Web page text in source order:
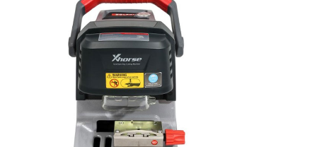
Γύρος εργοστασίων
Ποιοτικός έλεγχος